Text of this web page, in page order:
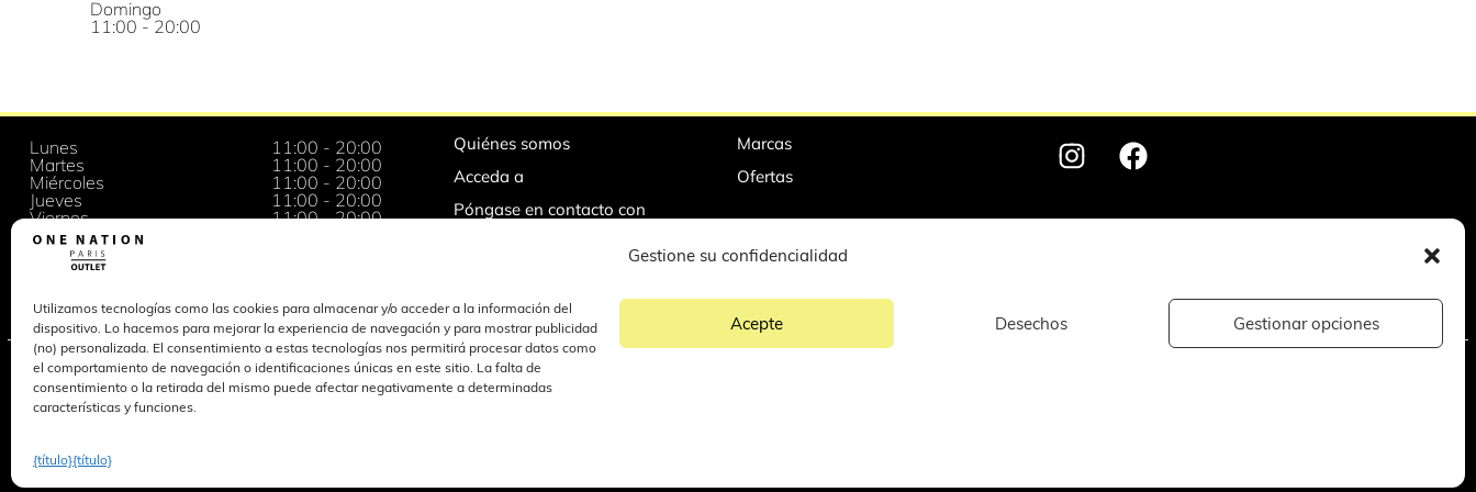
Gestione su confidencialidad
Utilizamos tecnologías como las cookies para almacenar y/o acceder a la información del
dispositivo. Lo hacemos para mejorar la experiencia de navegación y para mostrar publicidad
(no) personalizada. El consentimiento a estas tecnologías nos permitirá procesar datos como
el comportamiento de navegación o identificaciones únicas en este sitio. La falta de
consentimiento o la retirada del mismo puede afectar negativamente a determinadas
características y funciones.
Acepte Desechos Gestionar opciones
{título}{título}
Domingo
11:00 - 20:00
Lunes
11:00 - 20:00
Martes
11:00 - 20:00
Miércoles
11:00 - 20:00
Jueves
11:00 - 20:00
Viernes
11:00 - 20:00
Sábado
Domingo
Quiénes somos
Acceda a
Póngase en contacto con
Marcas
Ofertas
*Aviso legal, condiciones de uso y política de privacidad
78340 Les Clayes-sous-Bois
01 72 87 90 11
Boletín
Inscríbase y reciba
Preestrenos y eventos